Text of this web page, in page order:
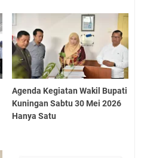
Agenda Kegiatan Wakil Bupati
Kuningan Sabtu 30 Mei 2026
Hanya Satu